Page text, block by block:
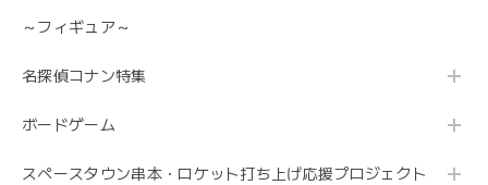
～フィギュア～
名探偵コナン特集
ボードゲーム
スペースタウン串本・ロケット打ち上げ応援プロジェクト